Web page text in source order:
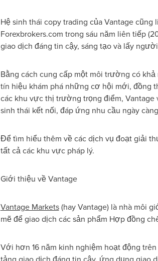
Hệ sinh thái copy trading của Vantage
Forexbrokers.com trong sáu năm liên tiếp
giao dịch đáng tin cậy, sáng tạo và lấy
Bằng cách cung cấp một môi trường có
tín hiệu khám phá những cơ hội mới, đồng
các khu vực thị trường trọng điểm,
sinh thái kết nối, đáp ứng nhu cầu ngày
Để tìm hiểu thêm về các dịch vụ đoạt giải
tất cả các khu vực pháp lý.
Giới thiệu về Vantage
Vantage Markets(hay Vantage) là nhà môi
mẽ để giao dịch các sản phẩm Hợp đồng
Với hơn 16 năm kinh nghiệm hoạt động